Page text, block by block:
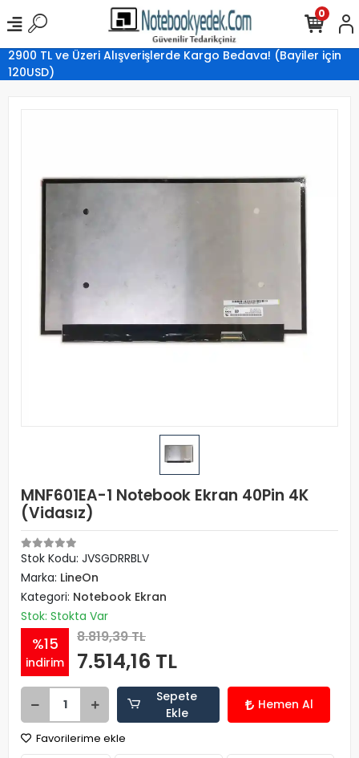
2900 TL ve Üzeri Alışverişlerde Kargo Bedava! (Bayiler için
120USD)
0
MNF601EA-1 Notebook Ekran 40Pin 4K
(Vidasız)
Stok Kodu: JVSGDRRBLV
Marka: LineOn
Kategori: Notebook Ekran
Stok: Stokta Var
%15
indirim
8.819,39 TL
7.514,16 TL
Sepete
Ekle
Hemen Al
Favorilerime ekle